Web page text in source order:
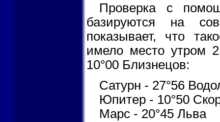
Проверка с
базируются на
показывает, что
имело место утром
10°00 Близнецов:
Сатурн - 27°56
Юпитер - 10°50
Марс - 20°45 Льва